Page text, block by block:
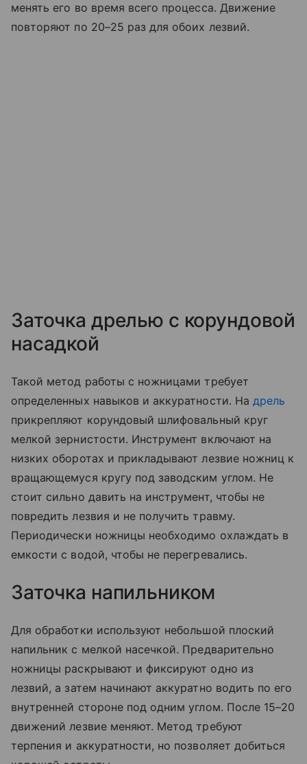
менять его во время всего процесса. Движение
повторяют по 20–25 раз для обоих лезвий.
Заточка дрелью с корундовой
насадкой
Такой метод работы с ножницами требует
определенных навыков и аккуратности. На дрель
прикрепляют корундовый шлифовальный круг
мелкой зернистости. Инструмент включают на
низких оборотах и прикладывают лезвие ножниц к
вращающемуся кругу под заводским углом. Не
стоит сильно давить на инструмент, чтобы не
повредить лезвия и не получить травму.
Периодически ножницы необходимо охлаждать в
емкости с водой, чтобы не перегревались.
Заточка напильником
Для обработки используют небольшой плоский
напильник с мелкой насечкой. Предварительно
ножницы раскрывают и фиксируют одно из
лезвий, а затем начинают аккуратно водить по его
внутренней стороне под одним углом. После 15–20
движений лезвие меняют. Метод требуют
терпения и аккуратности, но позволяет добиться